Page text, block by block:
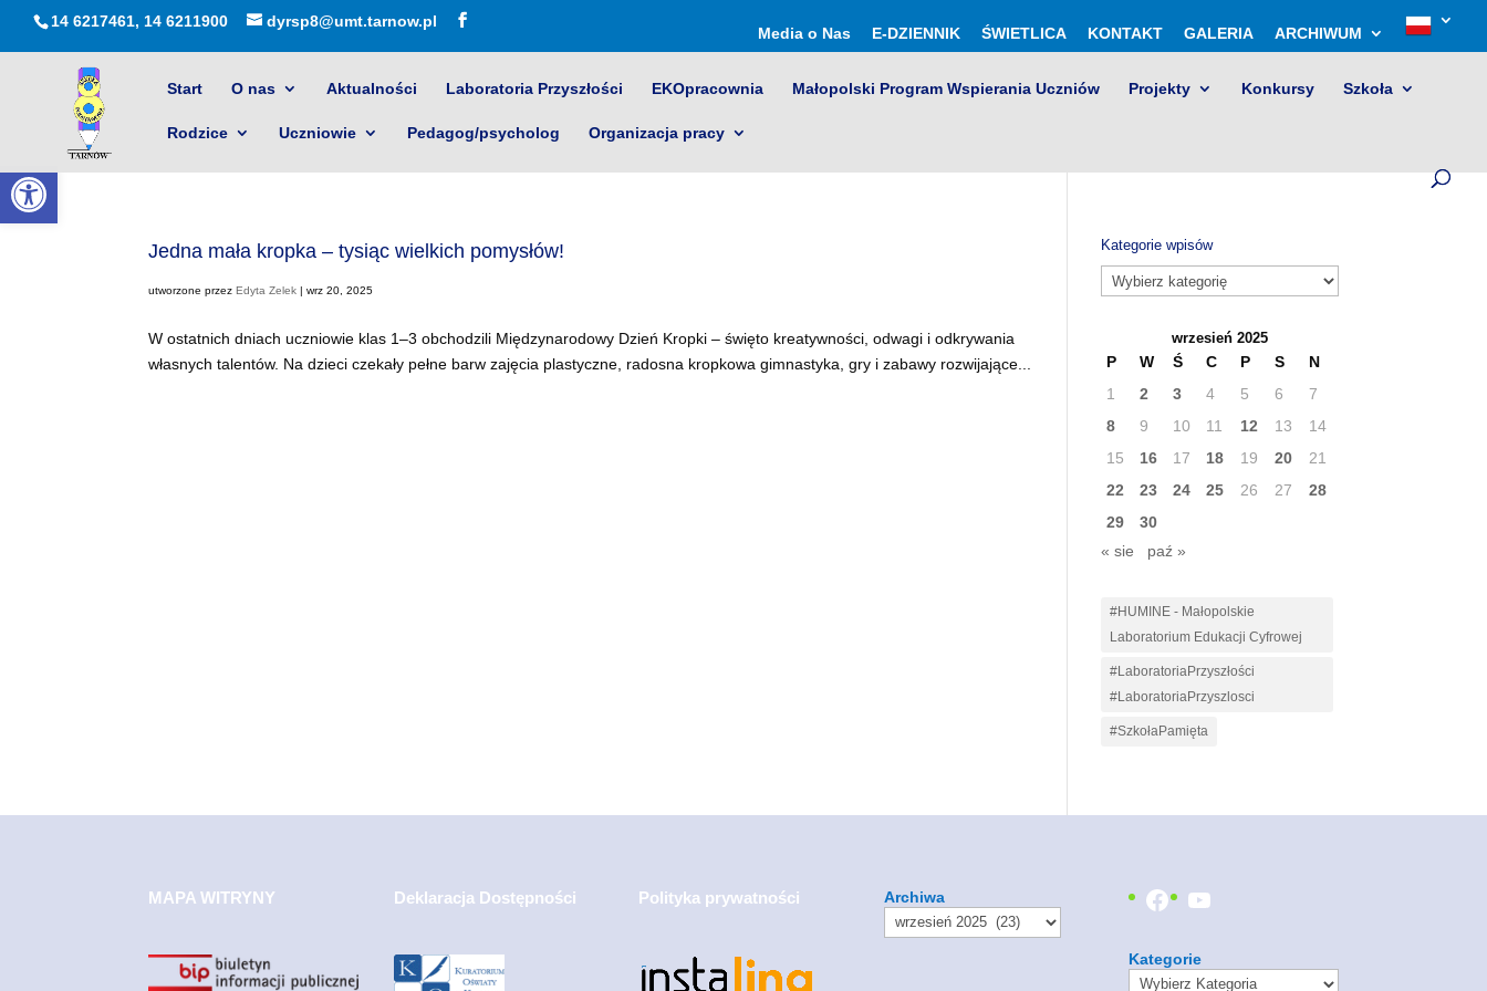
Otwórz pasek narzędzi
14 6217461, 14 6211900 dyrsp8@umt.tarnow.pl
Media o Nas E-DZIENNIK ŚWIETLICA KONTAKT GALERIA ARCHIWUM
Start O nas Aktualności Laboratoria Przyszłości EKOpracownia Małopolski Program Wspierania Uczniów Projekty Konkursy Szkoła
Rodzice Uczniowie Pedagog/psycholog Organizacja pracy
Jedna mała kropka – tysiąc wielkich pomysłów!
utworzone przezEdyta Zelek |wrz 20, 2025
W ostatnich dniach uczniowie klas 1–3 obchodzili Międzynarodowy Dzień Kropki – święto kreatywności, odwagi i odkrywania
własnych talentów. Na dzieci czekały pełne barw zajęcia plastyczne, radosna kropkowa gimnastyka, gry i zabawy rozwijające...
Kategorie wpisów
Kategorie
wpisów
wrzesień 2025
P W Ś C P S
N
1
2 3 4 5 6
7
8
9 10 11 12 13
14
15
16 17 18 19 20
21
22
23 24 25 26 27
28
29
30
« sie
paź »
#HUMINE - Małopolskie
Laboratorium Edukacji Cyfrowej
#LaboratoriaPrzyszłości
#LaboratoriaPrzyszlosci
#SzkołaPamięta
MAPA WITRYNY Deklaracja Dostępności Polityka prywatności Archiwa Facebook
YouTube
Kategorie